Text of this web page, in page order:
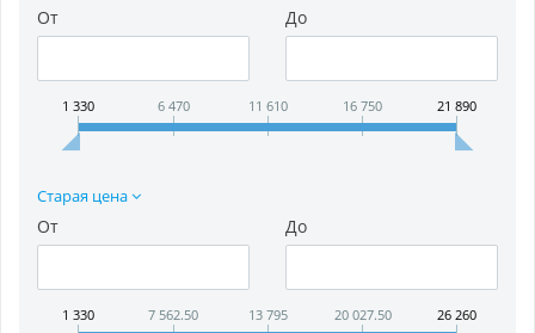
От До
1 330 6 470 11 610 16 750 21 890
Старая цена
От До
1 330 7 562.50 13 795 20 027.50 26 260